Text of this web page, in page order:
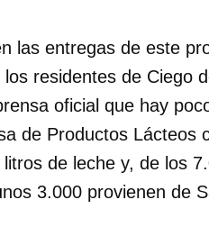
las entregas de este
residentes de Ciego
oficial que hay
de Productos Lácteos
de leche y, de los
3.000 provienen de